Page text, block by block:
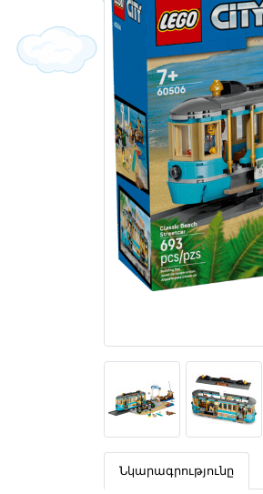
Նկարագրությունը